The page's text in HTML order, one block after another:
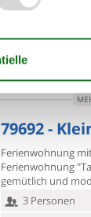
2 Personen
1
Einkauf 1000
79692 -
Ferienwohnung
Ferienwohnung
gemütlich und
3 Personen